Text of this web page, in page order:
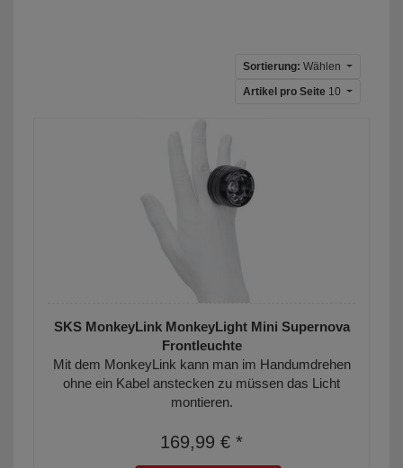
Sortierung: Wählen
Artikel pro Seite 10
SKS MonkeyLink MonkeyLight Mini Supernova
Frontleuchte
Mit dem MonkeyLink kann man im Handumdrehen
ohne ein Kabel anstecken zu müssen das Licht
montieren.
169,99 € *